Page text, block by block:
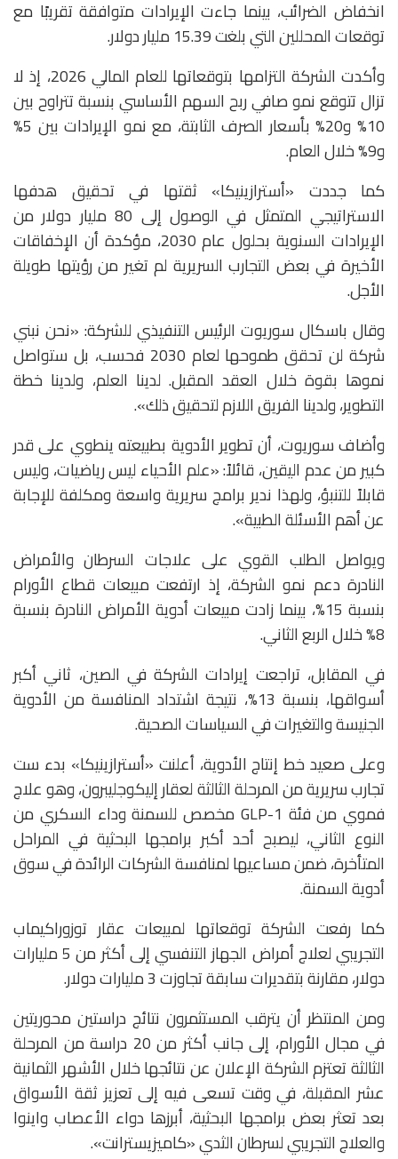
انخفاض الضرائب، بينما جاءت الإيرادات متوافقة تقريبًا مع
توقعات المحللين التي بلغت 15.39 مليار دولار.
وأكدت الشركة التزامها بتوقعاتها للعام المالي 2026، إذ لا
تزال تتوقع نمو صافي ربح السهم الأساسي بنسبة تتراوح بين
10% و20% بأسعار الصرف الثابتة، مع نمو الإيرادات بين 5%
و9% خلال العام.
كما جددت «أسترازينيكا» ثقتها في تحقيق هدفها
الاستراتيجي المتمثل في الوصول إلى 80 مليار دولار من
الإيرادات السنوية بحلول عام 2030، مؤكدة أن الإخفاقات
الأخيرة في بعض التجارب السريرية لم تغير من رؤيتها طويلة
الأجل.
وقال باسكال سوريوت الرئيس التنفيذي للشركة: «نحن نبني
شركة لن تحقق طموحها لعام 2030 فحسب، بل ستواصل
نموها بقوة خلال العقد المقبل. لدينا العلم، ولدينا خطة
التطوير، ولدينا الفريق اللازم لتحقيق ذلك».
وأضاف سوريوت، أن تطوير الأدوية بطبيعته ينطوي على قدر
كبير من عدم اليقين، قائلاً: «علم الأحياء ليس رياضيات، وليس
قابلاً للتنبؤ، ولهذا ندير برامج سريرية واسعة ومكلفة للإجابة
عن أهم الأسئلة الطبية».
ويواصل الطلب القوي على علاجات السرطان والأمراض
النادرة دعم نمو الشركة، إذ ارتفعت مبيعات قطاع الأورام
بنسبة 15%، بينما زادت مبيعات أدوية الأمراض النادرة بنسبة
8% خلال الربع الثاني.
في المقابل، تراجعت إيرادات الشركة في الصين، ثاني أكبر
أسواقها، بنسبة 13%، نتيجة اشتداد المنافسة من الأدوية
الجنيسة والتغيرات في السياسات الصحية.
وعلى صعيد خط إنتاج الأدوية، أعلنت «أسترازينيكا» بدء ست
تجارب سريرية من المرحلة الثالثة لعقار إليكوجليبرون، وهو علاج
فموي من فئة GLP-1 مخصص للسمنة وداء السكري من
النوع الثاني، ليصبح أحد أكبر برامجها البحثية في المراحل
المتأخرة، ضمن مساعيها لمنافسة الشركات الرائدة في سوق
أدوية السمنة.
كما رفعت الشركة توقعاتها لمبيعات عقار توزوراكيماب
التجريبي لعلاج أمراض الجهاز التنفسي إلى أكثر من 5 مليارات
دولار، مقارنة بتقديرات سابقة تجاوزت 3 مليارات دولار.
ومن المنتظر أن يترقب المستثمرون نتائج دراستين محوريتين
في مجال الأورام، إلى جانب أكثر من 20 دراسة من المرحلة
الثالثة تعتزم الشركة الإعلان عن نتائجها خلال الأشهر الثمانية
عشر المقبلة، في وقت تسعى فيه إلى تعزيز ثقة الأسواق
بعد تعثر بعض برامجها البحثية، أبرزها دواء الأعصاب واينوا
والعلاج التجريبي لسرطان الثدي «كاميزيسترانت».